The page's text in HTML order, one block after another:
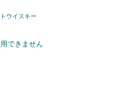
ウイスキー
できません